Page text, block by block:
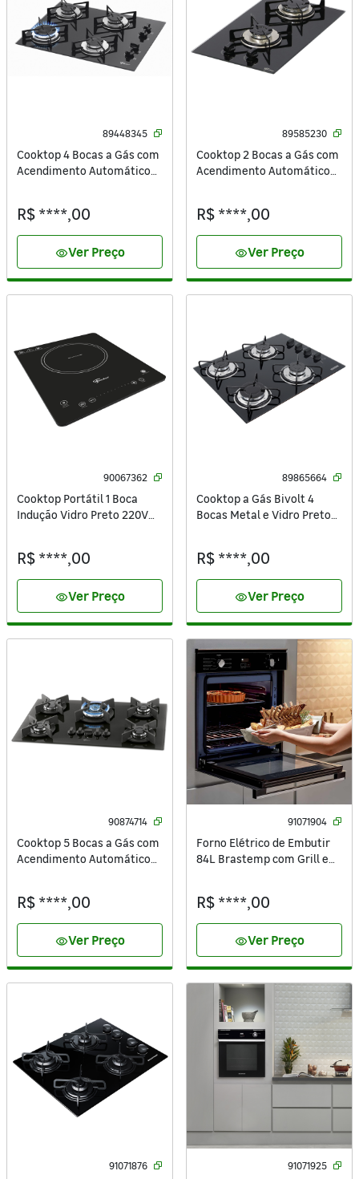
89448345
Cooktop 4 Bocas a Gás com
Acendimento Automático
R$ ****,00
visibilityVer Preço
89585230
Cooktop 2 Bocas a Gás com
Acendimento Automático
R$ ****,00
visibilityVer Preço
90067362
Cooktop Portátil 1 Boca
Indução Vidro Preto 220V
R$ ****,00
visibilityVer Preço
89865664
Cooktop a Gás Bivolt 4
Bocas Metal e Vidro Preto
R$ ****,00
visibilityVer Preço
90874714
Cooktop 5 Bocas a Gás com
Acendimento Automático
R$ ****,00
visibilityVer Preço
91071904
Forno Elétrico de Embutir
84L Brastemp com Grill e
R$ ****,00
visibilityVer Preço
91071876 91071925